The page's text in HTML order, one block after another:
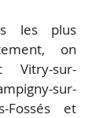
les plus
on
Vitry-sur-
sur-
Fossés et